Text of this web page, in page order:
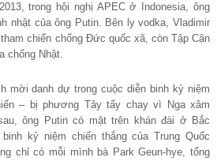
trong hội nghị APEC ở Indonesia, ông
nhật của ông Putin. Bên ly vodka, Vladimir
chiến chống Đức quốc xã, còn Tập Cận
chống Nhật.
mời danh dự trong cuộc diễn binh kỷ niệm
– bị phương Tây tẩy chay vì Nga xâm
ông Putin có mặt trên khán đài ở Bắc
kỷ niệm chiến thắng của Trung Quốc
chỉ có mỗi mình bà Park Geun-hye, tổng